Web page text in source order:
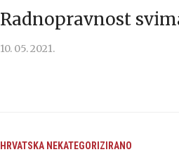
Radnopravnost
10. 05. 2021.
HRVATSKA NEKATEGORIZIRANO